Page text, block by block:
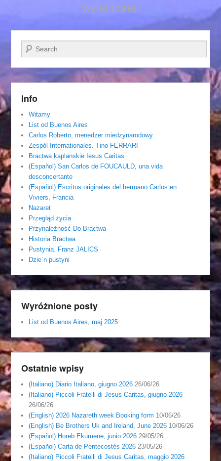
wyłączona.
Szukaj
Info
Witamy
List od Buenos Aires
Carlos Roberto, menedzer miedzynarodowy
Zespól Internationales. Tino FERRARI
Bractwa kaplanskie Iesus Caritas
(Español) San Carlos de FOUCAULD, una vida
desconcertante
(Español) Escritos originales del hermano Carlos en
Viviers, Francia
Nazaret
Przegląd życia
Przynależność Do Bractwa
Historia Bractwa
Pustynia. Franz JALICS
Dzie´n pustyni
Wyróżnione posty
List od Buenos Aires, maj 2025
Ostatnie wpisy
(Italiano) Diario Italiano, giugno 2026 26/06/26
(Italiano) Piccoli Fratelli di Jesus Caritas, giugno 2026
26/06/26
(English) 2026 Nazareth week Booking form 10/06/26
(English) Be Brothers Uk and Ireland, June 2026 10/06/26
(Español) Horeb Ekumene, junio 2026 29/05/26
(Español) Carta de Pentecostés 2026 23/05/26
(Italiano) Piccoli Fratelli di Jesus Caritas, maggio 2026